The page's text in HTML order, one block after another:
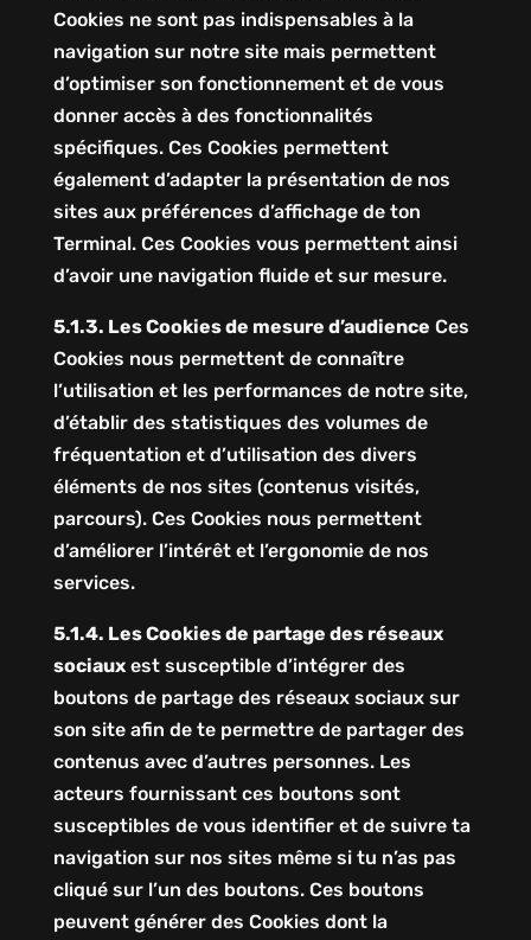
Cookies ne sont pas indispensables à la
navigation sur notre site mais permettent
d’optimiser son fonctionnement et de vous
donner accès à des fonctionnalités
spécifiques. Ces Cookies permettent
également d’adapter la présentation de nos
sites aux préférences d’affichage de ton
Terminal. Ces Cookies vous permettent ainsi
d’avoir une navigation fluide et sur mesure.
5.1.3. Les Cookies de mesure d’audience Ces
Cookies nous permettent de connaître
l’utilisation et les performances de notre site,
d’établir des statistiques des volumes de
fréquentation et d’utilisation des divers
éléments de nos sites (contenus visités,
parcours). Ces Cookies nous permettent
d’améliorer l’intérêt et l’ergonomie de nos
services.
5.1.4. Les Cookies de partage des réseaux
sociauxest susceptible d’intégrer des
boutons de partage des réseaux sociaux sur
son site afin de te permettre de partager des
contenus avec d’autres personnes. Les
acteurs fournissant ces boutons sont
susceptibles de vous identifier et de suivre ta
navigation sur nos sites même si tu n’as pas
cliqué sur l’un des boutons. Ces boutons
peuvent générer des Cookies dont la